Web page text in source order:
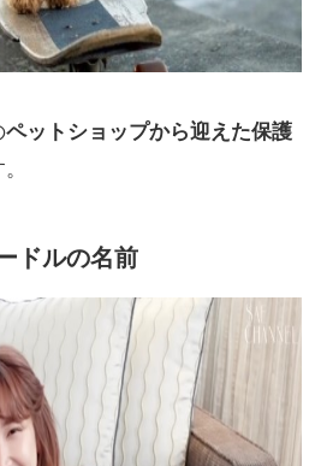
ペットショップから迎えた保護
ドルの名前